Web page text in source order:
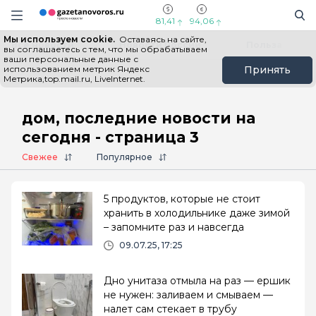
Информационный портал "ГазетаНоворос.ру"
Навигация сайта
81,41 94,06
Мы используем cookie. Оставаясь на сайте,
вы соглашаетесь с тем, что мы обрабатываем
ваши персональные данные с
использованием метрик Яндекс
Метрика,top.mail.ru, LiveInternet.
Принять
Все новости Новости России
Главная # дом
дом, последние новости на
сегодня - страница 3
Свежее Популярное
5 продуктов, которые не стоит
хранить в холодильнике даже зимой
– запомните раз и навсегда
09.07.25, 17:25
Дно унитаза отмыла на раз — ершик
не нужен: заливаем и смываем —
налет сам стекает в трубу